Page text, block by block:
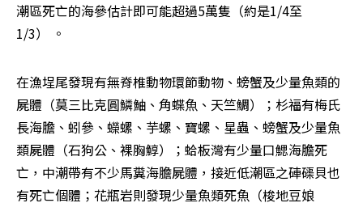
潮區死亡的海參估計即可能超過5萬隻（約是1/4至
1/3） 。
在漁埕尾發現有無脊椎動物環節動物、螃蟹及少量魚類的
屍體（莫三比克圓鱗鮋、角蝶魚、天竺鯛）；杉福有梅氏
長海膽、蚓參、蠑螺、芋螺、寶螺、星蟲、螃蟹及少量魚
類屍體（石狗公、裸胸鯙）；蛤板灣有少量口鰓海膽死
亡，中潮帶有不少馬糞海膽屍體，接近低潮區之硨磲貝也
有死亡個體；花瓶岩則發現少量魚類死魚（梭地豆娘